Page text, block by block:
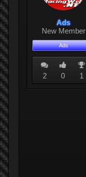
Ads
New Member
Ads
2 0 1